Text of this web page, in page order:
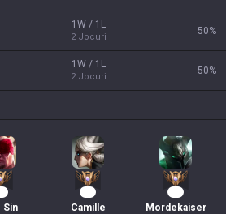
1W / 1L
2 Jocuri
50%
1W / 1L
2 Jocuri
50%
Sin Camille Mordekaiser